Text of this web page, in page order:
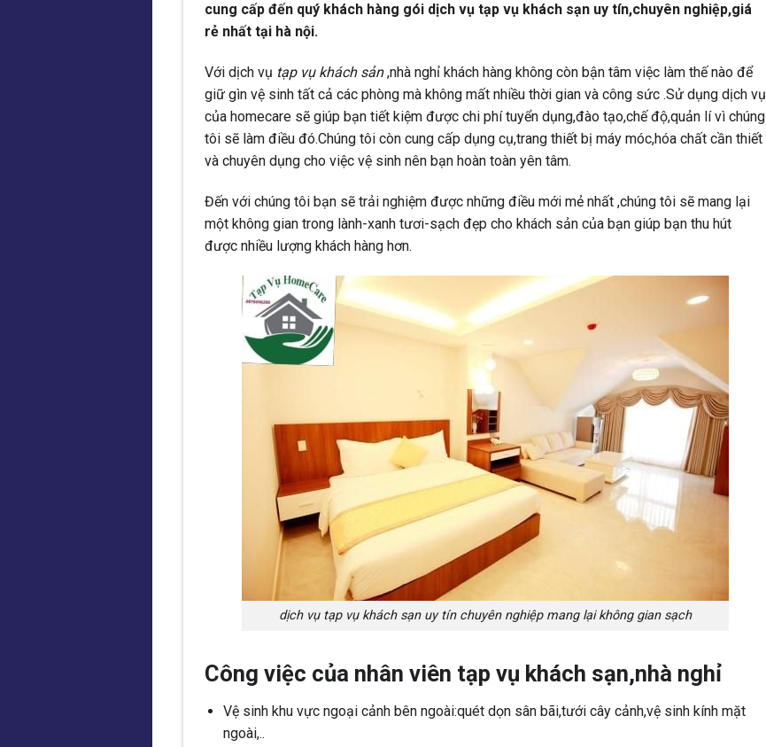
cung cấp đến quý khách hàng gói dịch vụ tạp vụ khách sạn uy tín,chuyên nghiệp,giá
rẻ nhất tại hà nội.
Với dịch vụ tạp vụ khách sản,nhà nghỉ khách hàng không còn bận tâm việc làm thế nào để
giữ gìn vệ sinh tất cả các phòng mà không mất nhiều thời gian và công sức .Sử dụng dịch vụ
của homecare sẽ giúp bạn tiết kiệm được chi phí tuyển dụng,đào tạo,chế độ,quản lí vì chúng
tôi sẽ làm điều đó.Chúng tôi còn cung cấp dụng cụ,trang thiết bị máy móc,hóa chất cần thiết
và chuyên dụng cho việc vệ sinh nên bạn hoàn toàn yên tâm.
Đến với chúng tôi bạn sẽ trải nghiệm được những điều mới mẻ nhất ,chúng tôi sẽ mang lại
một không gian trong lành-xanh tươi-sạch đẹp cho khách sản của bạn giúp bạn thu hút
được nhiều lượng khách hàng hơn.
dịch vụ tạp vụ khách sạn uy tín chuyên nghiệp mang lại không gian sạch
Công việc của nhân viên tạp vụ khách sạn,nhà nghỉ
Vệ sinh khu vực ngoại cảnh bên ngoài:quét dọn sân bãi,tưới cây cảnh,vệ sinh kính mặt
ngoài,..